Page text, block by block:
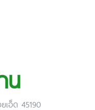
น
อ็ด 45190